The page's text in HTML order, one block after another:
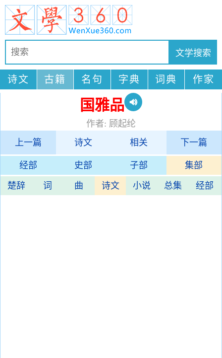
诗文 古籍 名句 字典 词典 作家
国雅品
作者: 顾起纶
上一篇
诗文 相关 下一篇
经部 史部 子部 集部
楚辞 词 曲 诗文 小说 总集 经部